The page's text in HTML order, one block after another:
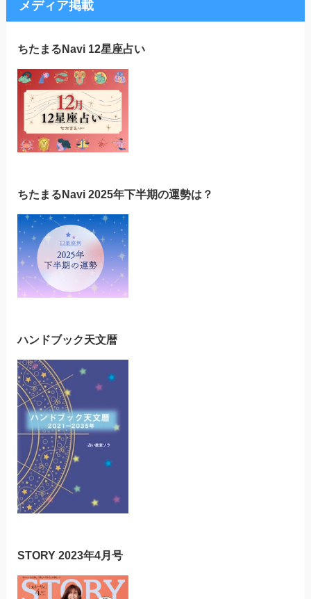
メディア掲載
ちたまるNavi 12星座占い
ちたまるNavi 2025年下半期の運勢は？
ハンドブック天文暦
STORY 2023年4月号